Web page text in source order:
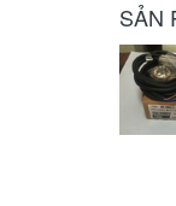
SẢN